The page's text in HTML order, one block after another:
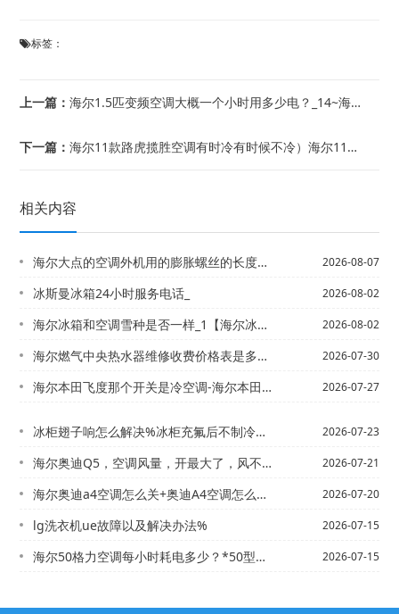
标签：
上一篇：海尔1.5匹变频空调大概一个小时用多少电？_14~海尔1.5匹变频空调大概一个小...
下一篇：海尔11款路虎揽胜空调有时冷有时候不冷）海尔11年奔驰唯雅诺开空调空调扇不运转怎...
相关内容
海尔大点的空调外机用的膨胀螺丝的长度和直径是多少？*海尔大货车空调为什么一会制冷... 2026-08-07
冰斯曼冰箱24小时服务电话_ 2026-08-02
海尔冰箱和空调雪种是否一样_1【海尔冰箱环保制冷剂是什么- 2026-08-02
海尔燃气中央热水器维修收费价格表是多少`海尔燃气中央热水器维修收费价格表是多少钱... 2026-07-30
海尔本田飞度那个开关是冷空调-海尔本田锋范空调AC灯亮、但不制冷_2 2026-07-27
冰柜翅子响怎么解决%冰柜充氟后不制冷怎么办 2026-07-23
海尔奥迪Q5，空调风量，开最大了，风不大。什么原因 也空滤芯换了。_海尔奥迪Q5... 2026-07-21
海尔奥迪a4空调怎么关+奥迪A4空调怎么开_1 2026-07-20
lg洗衣机ue故障以及解决办法% 2026-07-15
海尔50格力空调每小时耗电多少？*50型空调配多少平方米客厅和适 2026-07-15